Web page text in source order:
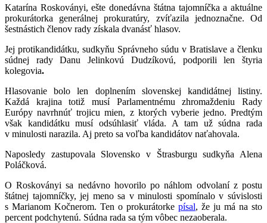
Katarína Roskoványi, ešte donedávna štátna tajomníčka a aktuálne
prokurátorka generálnej prokuratúry, zvíťazila jednoznačne. Od
šestnástich členov rady získala dvanásť hlasov.
Jej protikandidátku, sudkyňu Správneho súdu v Bratislave a členku
súdnej rady Danu Jelinkovú Dudzíkovú, podporili len štyria
kolegovia.
Hlasovanie bolo len doplnením slovenskej kandidátnej listiny.
Každá krajina totiž musí Parlamentnému zhromaždeniu Rady
Európy navrhnúť trojicu mien, z ktorých vyberie jedno. Predtým
však kandidátku musí odsúhlasiť vláda. A tam už súdna rada
v minulosti narazila. Aj preto sa voľba kandidátov naťahovala.
Naposledy zastupovala Slovensko v Štrasburgu sudkyňa Alena
Poláčková.
O Roskoványi sa nedávno hovorilo po náhlom odvolaní z postu
štátnej tajomníčky, jej meno sa v minulosti spomínalo v súvislosti
s Marianom Kočnerom. Ten o prokurátorke písal, že ju má na sto
percent podchytenú. Súdna rada sa tým vôbec nezaoberala.